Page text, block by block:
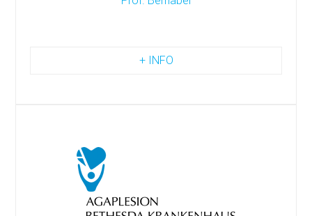
+ INFO